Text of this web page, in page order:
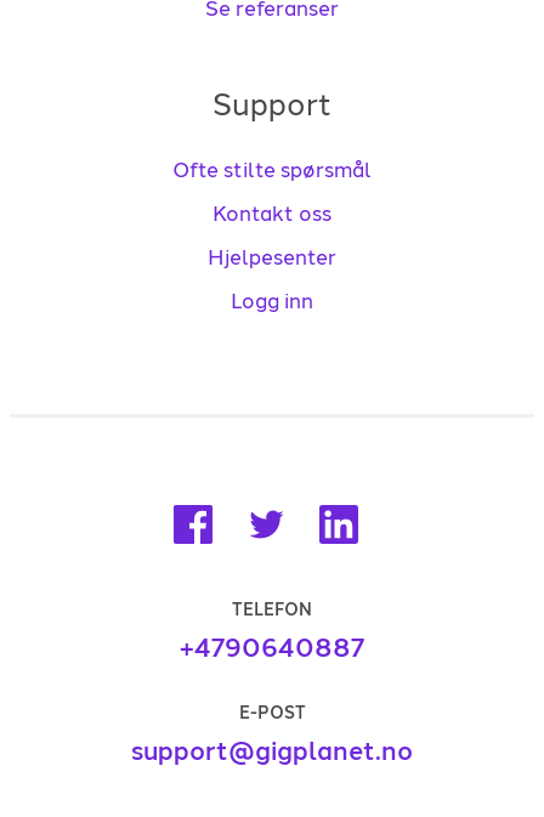
Se referanser
Support
Ofte stilte spørsmål
Kontakt oss
Hjelpesenter
Logg inn
TELEFON
+4790640887
E-POST
support@gigplanet.no